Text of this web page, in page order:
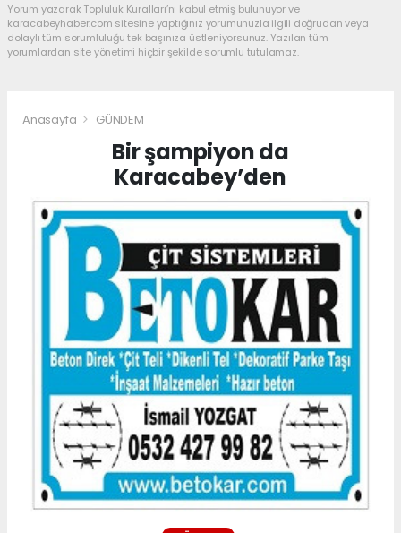
Yorum yazarak Topluluk Kuralları’nı kabul etmiş bulunuyor ve
karacabeyhaber.com sitesine yaptığınız yorumunuzla ilgili doğrudan veya
dolaylı tüm sorumluluğu tek başınıza üstleniyorsunuz. Yazılan tüm
yorumlardan site yönetimi hiçbir şekilde sorumlu tutulamaz.
Anasayfa GÜNDEM
Bir şampiyon da
Karacabey’den